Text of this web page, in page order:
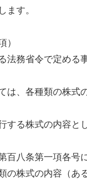
ます。
）
務省令で定める
、各種類の株式
る株式の内容と
八条第一項各号
の株式の内容（あ